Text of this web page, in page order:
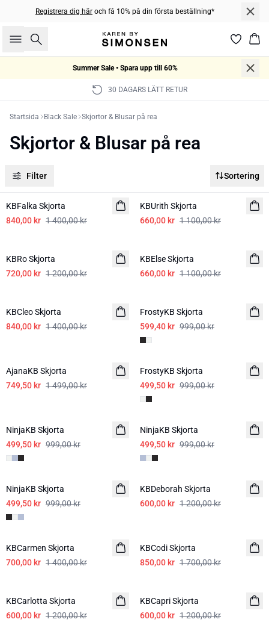
Registrera dig här och få 10% på din första beställning*
Sök
Summer Sale • Spara upp till 60%
30 DAGARS LÄTT RETUR
Startsida Black Sale Skjortor & Blusar på rea
Skjortor & Blusar på rea
Filter Sortering
-40%
KBFalka Skjorta
840,00 kr 1 400,00 kr
KBUrith Skjorta
660,00 kr 1 100,00 kr
KBRo Skjorta
720,00 kr 1 200,00 kr
KBElse Skjorta
660,00 kr 1 100,00 kr
KBCleo Skjorta
840,00 kr 1 400,00 kr
FrostyKB Skjorta
599,40 kr 999,00 kr
AjanaKB Skjorta
749,50 kr 1 499,00 kr
-50%
FrostyKB Skjorta
499,50 kr 999,00 kr
NinjaKB Skjorta
499,50 kr 999,00 kr
-50%
NinjaKB Skjorta
499,50 kr 999,00 kr
-50%
NinjaKB Skjorta
499,50 kr 999,00 kr
-50%
KBDeborah Skjorta
600,00 kr 1 200,00 kr
-50%
KBCarmen Skjorta
700,00 kr 1 400,00 kr
KBCodi Skjorta
850,00 kr 1 700,00 kr
KBCarlotta Skjorta
600,00 kr 1 200,00 kr
KBCapri Skjorta
600,00 kr 1 200,00 kr